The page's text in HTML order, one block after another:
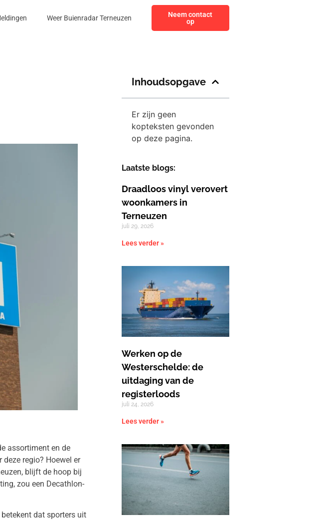
Weer Buienradar Terneuzen
Neem contact
op
assortiment en de
regio? Hoewel er
blijft de hoop bij
zou een Decathlon-
dat sporters uit
Inhoudsopgave
Er zijn geen
kopteksten gevonden
op deze pagina.
Laatste blogs:
Draadloos vinyl verovert
woonkamers in
Terneuzen
juli 29, 2026
Lees verder »
Werken op de
Westerschelde: de
uitdaging van de
registerloods
juli 24, 2026
Lees verder »